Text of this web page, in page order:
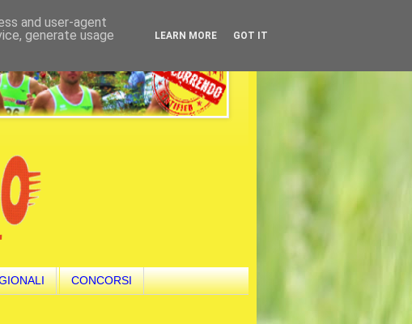
CONCORSI
and user-agent
generate usage
LEARN MORE GOT IT